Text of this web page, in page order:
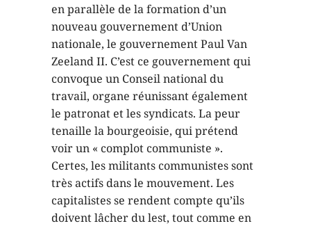
en parallèle de la formation d’un
nouveau gouvernement d’Union
nationale, le gouvernement Paul Van
Zeeland II. C’est ce gouvernement qui
convoque un Conseil national du
travail, organe réunissant également
le patronat et les syndicats. La peur
tenaille la bourgeoisie, qui prétend
voir un « complot communiste ».
Certes, les militants communistes sont
très actifs dans le mouvement. Les
capitalistes se rendent compte qu’ils
doivent lâcher du lest, tout comme en